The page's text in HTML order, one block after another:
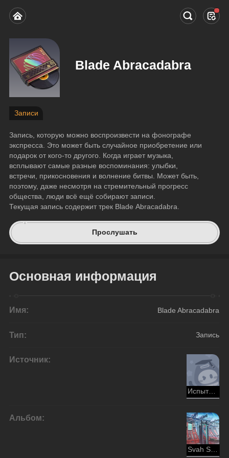
Blade Abracadabra
Записи
Запись, которую можно воспроизвести на фонографе
экспресса. Это может быть случайное приобретение или
подарок от кого-то другого. Когда играет музыка,
всплывают самые разные воспоминания: улыбки,
встречи, прикосновения и волнение битвы. Может быть,
поэтому, даже несмотря на стремительный прогресс
общества, люди всё ещё собирают записи.
Текущая запись содержит трек Blade Abracadabra.
Прослушать
Основная информация
Имя: Blade Abracadabra
Тип: Запись
Источник:
Испытание ледяного клинка
Альбом:
Svah Sanishyu